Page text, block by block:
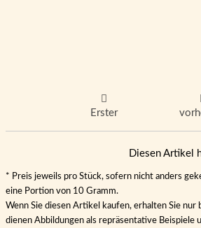
Erster
Diesen Artikel
* Preis jeweils pro Stück, sofern nicht anders
eine Portion von 10 Gramm.
Wenn Sie diesen Artikel kaufen, erhalten Sie
dienen Abbildungen als repräsentative Beispiele